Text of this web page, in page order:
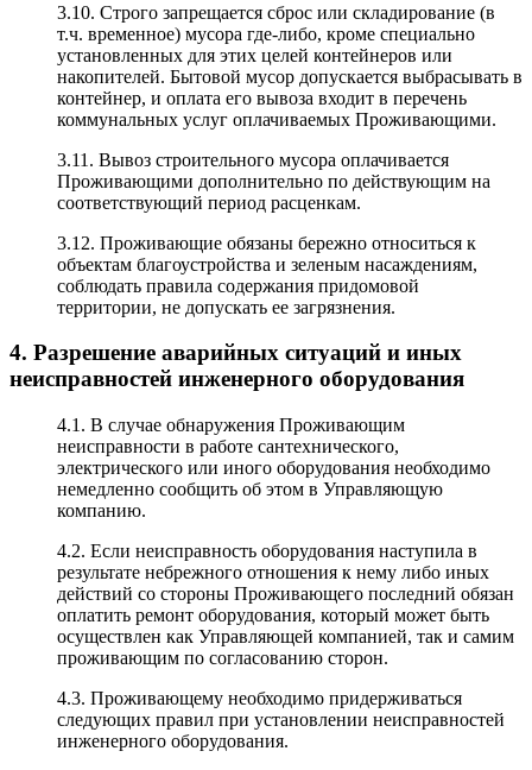
3.10. Строго запрещается сброс или складирование (в
т.ч. временное) мусора где-либо, кроме специально
установленных для этих целей контейнеров или
накопителей. Бытовой мусор допускается выбрасывать в
контейнер, и оплата его вывоза входит в перечень
коммунальных услуг оплачиваемых Проживающими.
3.11. Вывоз строительного мусора оплачивается
Проживающими дополнительно по действующим на
соответствующий период расценкам.
3.12. Проживающие обязаны бережно относиться к
объектам благоустройства и зеленым насаждениям,
соблюдать правила содержания придомовой
территории, не допускать ее загрязнения.
4. Разрешение аварийных ситуаций и иных
неисправностей инженерного оборудования
4.1. В случае обнаружения Проживающим
неисправности в работе сантехнического,
электрического или иного оборудования необходимо
немедленно сообщить об этом в Управляющую
компанию.
4.2. Если неисправность оборудования наступила в
результате небрежного отношения к нему либо иных
действий со стороны Проживающего последний обязан
оплатить ремонт оборудования, который может быть
осуществлен как Управляющей компанией, так и самим
проживающим по согласованию сторон.
4.3. Проживающему необходимо придерживаться
следующих правил при установлении неисправностей
инженерного оборудования.